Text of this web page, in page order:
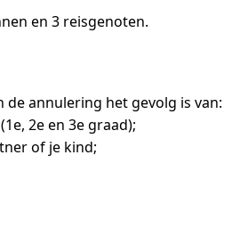
en 3 reisgenoten.
annulering het gevolg is van:
2e en 3e graad);
of je kind;